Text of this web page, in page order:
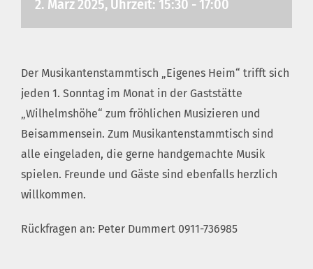
2. März 2025, Uhrzeit: 15:30 - 17:00
Der Musikantenstammtisch „Eigenes Heim“ trifft sich
jeden 1. Sonntag im Monat in der Gaststätte
„Wilhelmshöhe“ zum fröhlichen Musizieren und
Beisammensein. Zum Musikantenstammtisch sind
alle eingeladen, die gerne handgemachte Musik
spielen. Freunde und Gäste sind ebenfalls herzlich
willkommen.
Rückfragen an: Peter Dummert 0911-736985